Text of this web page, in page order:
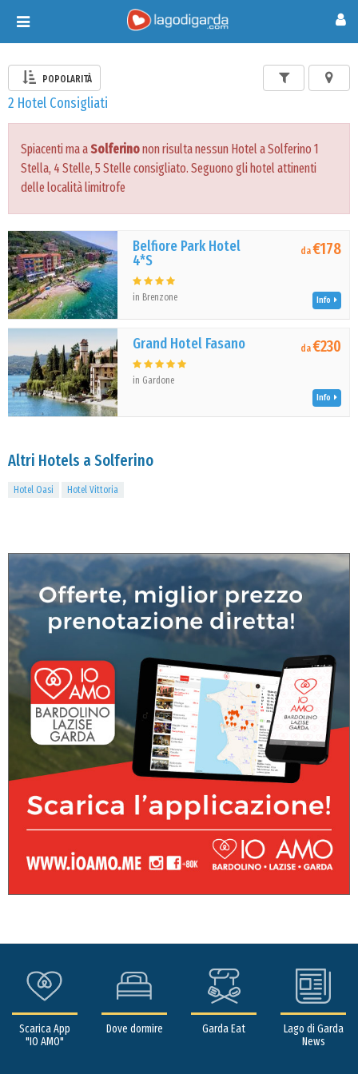
Toggle
navigation
POPOLARITÀ
2 Hotel Consigliati
Spiacenti ma aSolferinonon risulta nessun Hotel a Solferino 1
Stella, 4 Stelle, 5 Stelle consigliato. Seguono gli hotel attinenti
delle località limitrofe
Belfiore Park Hotel
4*S
in Brenzone
da€178
Info
Grand Hotel Fasano
in Gardone
da€230
Info
Altri Hotels a Solferino
Hotel Oasi Hotel Vittoria
Scarica App
"IO AMO"
Dove dormire Garda Eat
Lago di Garda
News